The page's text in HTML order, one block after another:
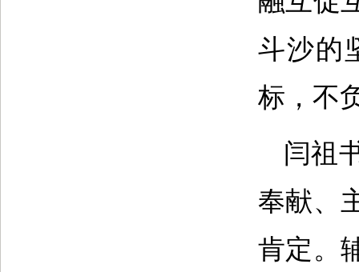
斗沙的
标，不
闫祖
奉献、
肯定。